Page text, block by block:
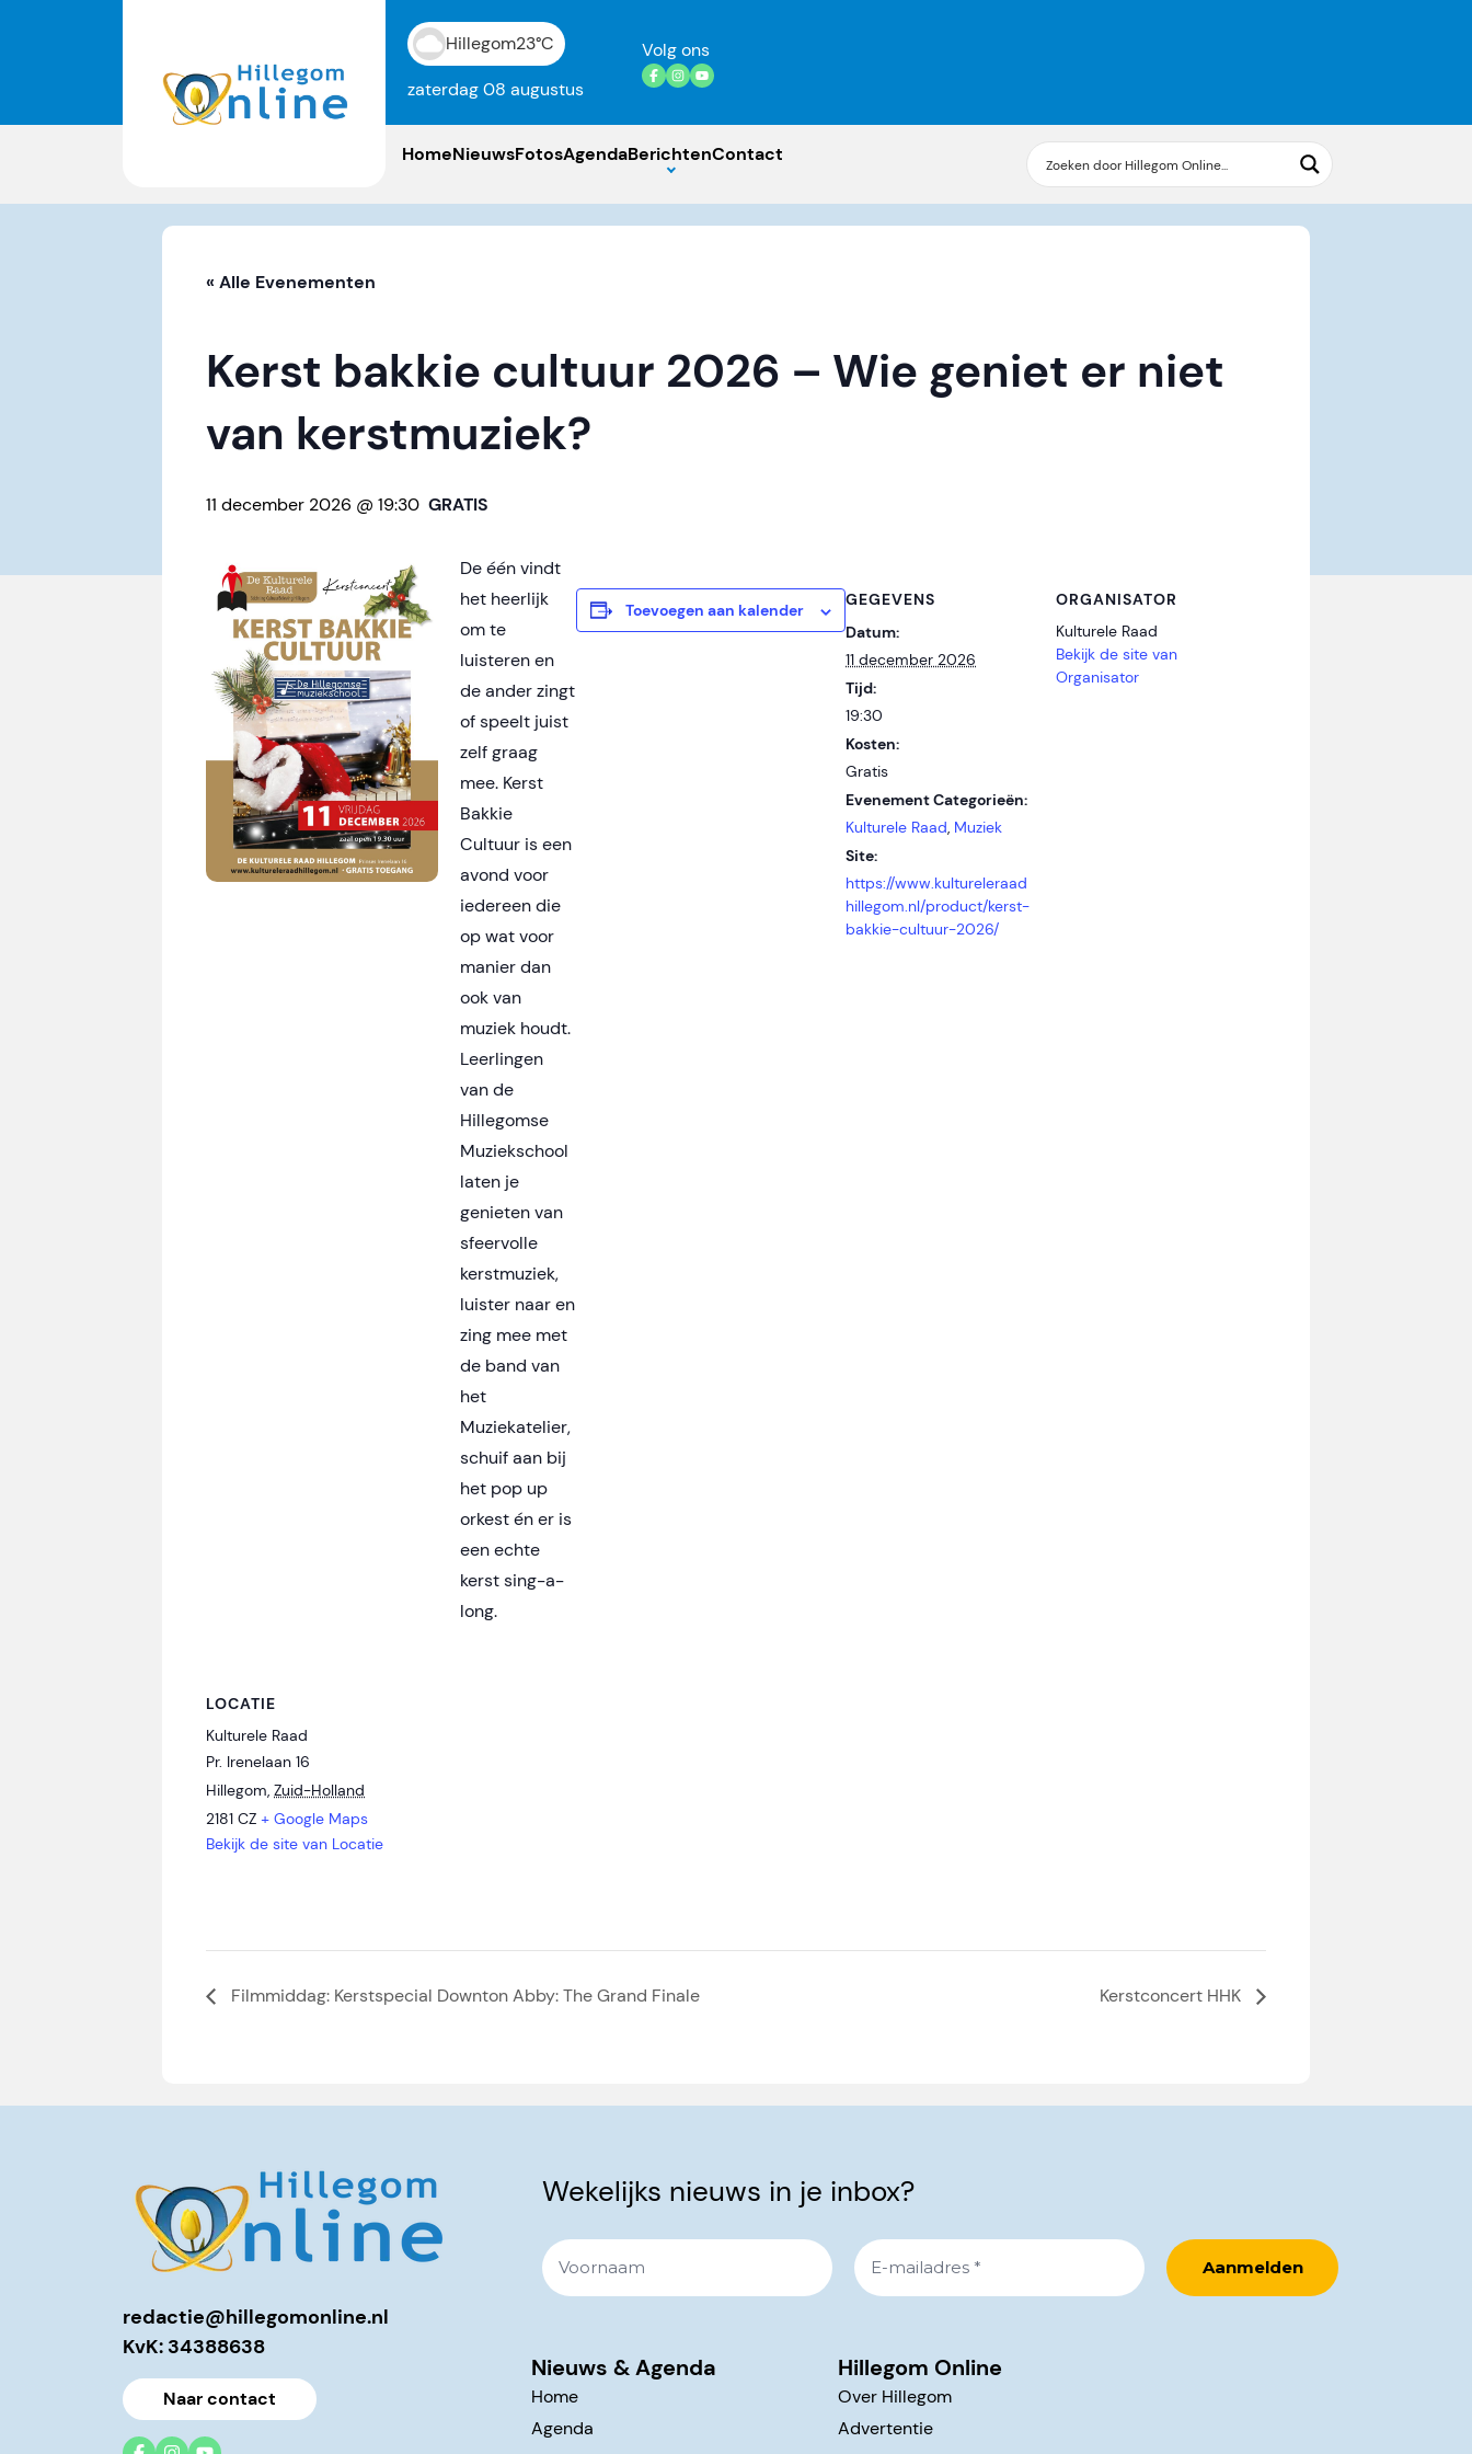
Hillegom23°C
zaterdag 08 augustus
Volg ons
HomeNieuwsFotosAgendaBerichtenContact
« Alle Evenementen
Kerst bakkie cultuur 2026 – Wie geniet er niet
van kerstmuziek?
11 december 2026 @ 19:30 GRATIS
De één vindt
het heerlijk
om te
luisteren en
de ander zingt
of speelt juist
zelf graag
mee. Kerst
Bakkie
Cultuur is een
avond voor
iedereen die
op wat voor
manier dan
ook van
muziek houdt.
Leerlingen
van de
Hillegomse
Muziekschool
laten je
genieten van
sfeervolle
kerstmuziek,
luister naar en
zing mee met
de band van
het
Muziekatelier,
schuif aan bij
het pop up
orkest én er is
een echte
kerst sing-a-
long.
Toevoegen aan kalender
GEGEVENS
Datum:
11 december 2026
Tijd:
19:30
Kosten:
Gratis
Evenement Categorieën:
Kulturele Raad, Muziek
Site:
https://www.kultureleraad
hillegom.nl/product/kerst-
bakkie-cultuur-2026/
ORGANISATOR
Kulturele Raad
Bekijk de site van
Organisator
LOCATIE
Kulturele Raad
Pr. Irenelaan 16
Hillegom, Zuid-Holland
2181 CZ + Google Maps
Bekijk de site van Locatie
Filmmiddag: Kerstspecial Downton Abby: The Grand Finale Kerstconcert HHK
redactie@hillegomonline.nl
KvK: 34388638
Naar contact
Wekelijks nieuws in je inbox?
Nieuws & Agenda
Home
Agenda
Hillegom Online
Over Hillegom
Advertentie